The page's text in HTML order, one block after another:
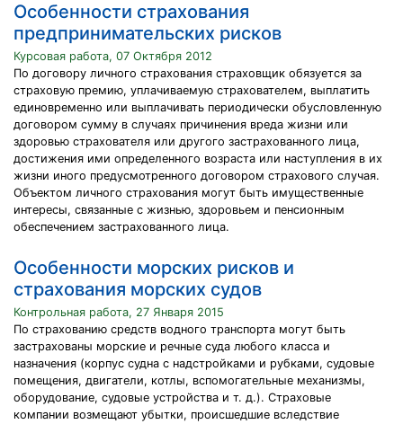
Особенности страхования
предпринимательских рисков
Курсовая работа, 07 Октября 2012
По договору личного страхования страховщик обязуется за
страховую премию, уплачиваемую страхователем, выплатить
единовременно или выплачивать периодически обусловленную
договором сумму в случаях причинения вреда жизни или
здоровью страхователя или другого застрахованного лица,
достижения ими определенного возраста или наступления в их
жизни иного предусмотренного договором страхового случая.
Объектом личного страхования могут быть имущественные
интересы, связанные с жизнью, здоровьем и пенсионным
обеспечением застрахованного лица.
Особенности морских рисков и
страхования морских судов
Контрольная работа, 27 Января 2015
По страхованию средств водного транспорта могут быть
застрахованы морские и речные суда любого класса и
назначения (корпус судна с надстройками и рубками, судовые
помещения, двигатели, котлы, вспомогательные механизмы,
оборудование, судовые устройства и т. д.). Страховые
компании возмещают убытки, происшедшие вследствие